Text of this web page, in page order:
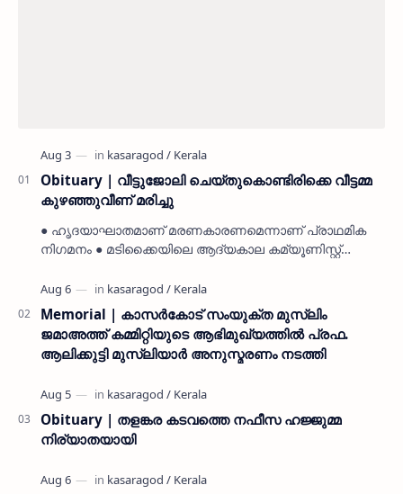
Obituary | വീട്ടുജോലി ചെയ്തുകൊണ്ടിരിക്കെ വീട്ടമ്മ
കുഴഞ്ഞുവീണ് മരിച്ചു
● ഹൃദയാഘാതമാണ് മരണകാരണമെന്നാണ് പ്രാഥമിക
നിഗമനം ● മടിക്കൈയിലെ ആദ്യകാല കമ്യൂണിസ്റ്റ്
മകളാണ് ● വിവരമറിഞ്ഞ് ജനപ്ര…
Memorial | കാസർകോട് സംയുക്ത മുസ്ലിം
ജമാഅത്ത് കമ്മിറ്റിയുടെ ആഭിമുഖ്യത്തിൽ പ്രഫ.
ആലിക്കുട്ടി മുസ്ലിയാർ അനുസ്മരണം നടത്തി
Obituary | തളങ്കര കടവത്തെ നഫീസ ഹജ്ജുമ്മ
നിര്യാതയായി